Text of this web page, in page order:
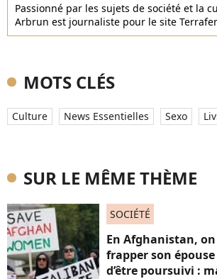
Passionné par les sujets de société et la
Arbrun est journaliste pour le site
MOTS CLÉS
Culture News Essentielles Sexo
SUR LE MÊME THÈME
SOCIÉTÉ
En Afghanistan,
frapper son
d’être poursuivi :